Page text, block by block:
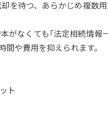
を待つ、あらかじめ複数
なくても「法定相続情報
や費用を抑えられます。
ト